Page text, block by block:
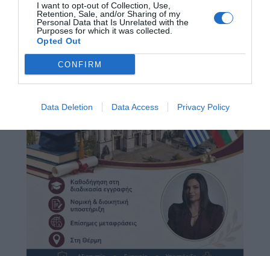
I want to opt-out of Collection, Use,
Retention, Sale, and/or Sharing of my
Personal Data that Is Unrelated with the
Purposes for which it was collected.
Opted Out
CONFIRM
Data Deletion Data Access Privacy Policy